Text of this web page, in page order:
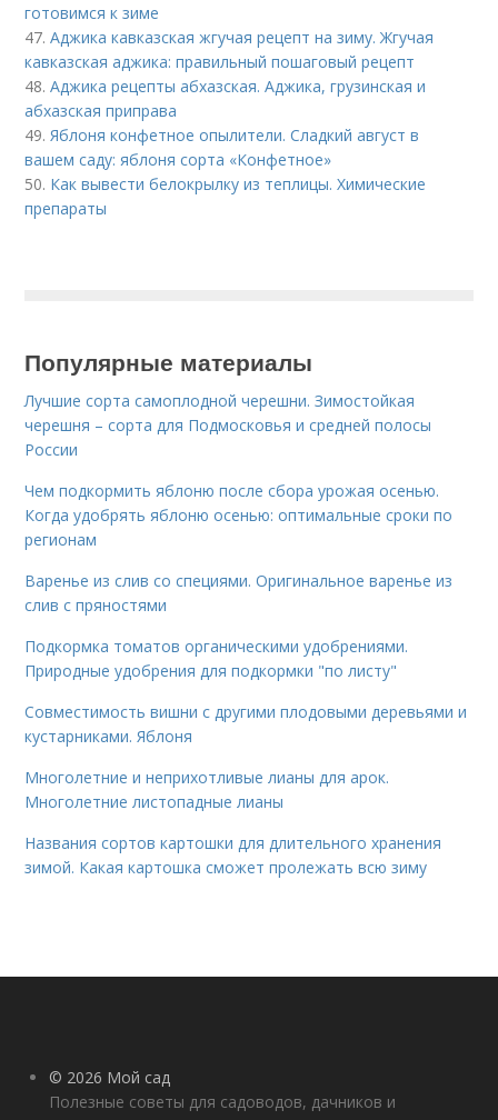
готовимся к зиме
47.Аджика кавказская жгучая рецепт на зиму. Жгучая
кавказская аджика: правильный пошаговый рецепт
48.Аджика рецепты абхазская. Аджика, грузинская и
абхазская приправа
49. Яблоня конфетное опылители. Сладкий август в
вашем саду: яблоня сорта «Конфетное»
50. Как вывести белокрылку из теплицы. Химические
препараты
Популярные материалы
Лучшие сорта самоплодной черешни. Зимостойкая
черешня – сорта для Подмосковья и средней полосы
России
Чем подкормить яблоню после сбора урожая осенью.
Когда удобрять яблоню осенью: оптимальные сроки по
регионам
Варенье из слив со специями. Оригинальное варенье из
слив с пряностями
Подкормка томатов органическими удобрениями.
Природные удобрения для подкормки "по листу"
Совместимость вишни с другими плодовыми деревьями и
кустарниками. Яблоня
Многолетние и неприхотливые лианы для арок.
Многолетние листопадные лианы
Названия сортов картошки для длительного хранения
зимой. Какая картошка сможет пролежать всю зиму
© 2026 Мой сад
Полезные советы для садоводов, дачников и